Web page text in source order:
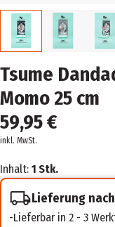
Tsume
Momo 25 cm
59,95 €
inkl. MwSt.
Inhalt: 1 Stk.
Lieferung
Lieferbar in 2 - 3